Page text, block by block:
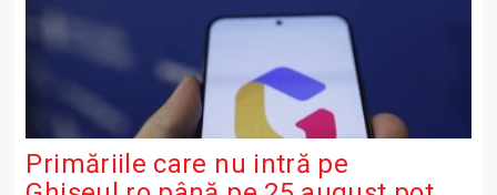
Primăriile care nu intră pe